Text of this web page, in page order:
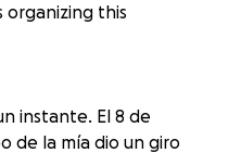
organizing this
instante. El 8 de
de la mía dio un giro